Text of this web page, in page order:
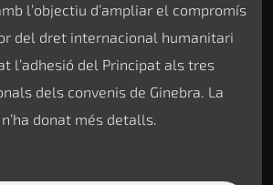
l’objectiu d’ampliar el compromís
del dret internacional humanitari
l’adhesió del Principat als tres
dels convenis de Ginebra. La
donat més detalls.